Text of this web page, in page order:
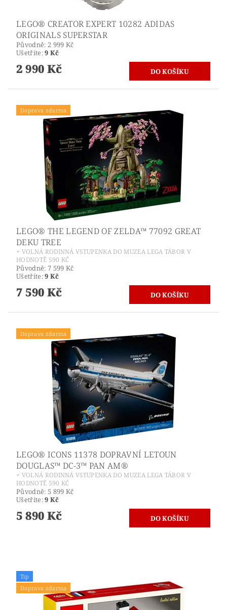
LEGO® CREATOR EXPERT 10282 ADIDAS
ORIGINALS SUPERSTAR
Původně: 2 999 Kč
Ušetříte:9 Kč
2 990 Kč
Doprava zdarma
LEGO® THE LEGEND OF ZELDA™ 77092 GREAT
DEKU TREE
+ VOLNÁ RODINNÁ VSTUPENKA DO MUZEA LEGA TÁBOR V
HODNOTĚ 590 KČ
Původně: 7 599 Kč
Ušetříte:9 Kč
7 590 Kč
Doprava zdarma
LEGO® ICONS 11378 DOPRAVNÍ LETOUN
DOUGLAS™ DC-3™ PAN AM®
+ VOLNÁ RODINNÁ VSTUPENKA DO MUZEA LEGA TÁBOR V
HODNOTĚ 590 KČ
Původně: 5 899 Kč
Ušetříte:9 Kč
5 890 Kč
Tip
Doprava zdarma